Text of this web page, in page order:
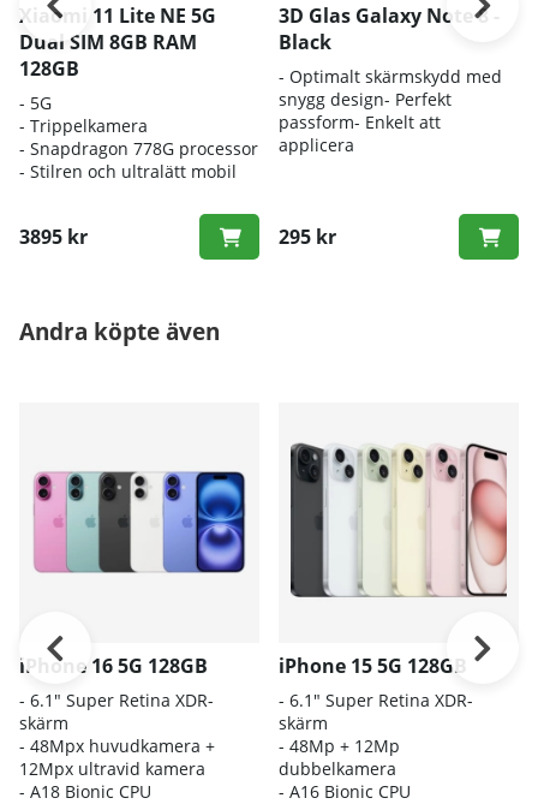
Xiaomi 11 Lite NE 5G
Dual SIM 8GB RAM
128GB
- 5G
- Trippelkamera
- Snapdragon 778G processor
- Stilren och ultralätt mobil
3895 kr
3D Glas Galaxy Note 8 -
Black
- Optimalt skärmskydd med
snygg design- Perfekt
passform- Enkelt att
applicera
295 kr
Andra köpte även
iPhone 16 5G 128GB
- 6.1″ Super Retina XDR-
skärm
- 48Mpx huvudkamera +
12Mpx ultravid kamera
- A18 Bionic CPU
iPhone 15 5G 128GB
- 6.1" Super Retina XDR-
skärm
- 48Mp + 12Mp
dubbelkamera
- A16 Bionic CPU